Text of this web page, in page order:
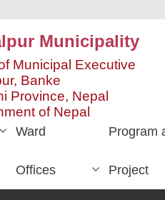
Municipality
Municipal Executive
Banke
Province, Nepal
of Nepal
Ward
Offices
Program
Project